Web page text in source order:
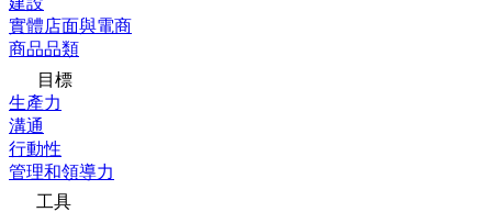
實體店面與電商
商品品類
目標
生產力
溝通
行動性
管理和領導力
工具